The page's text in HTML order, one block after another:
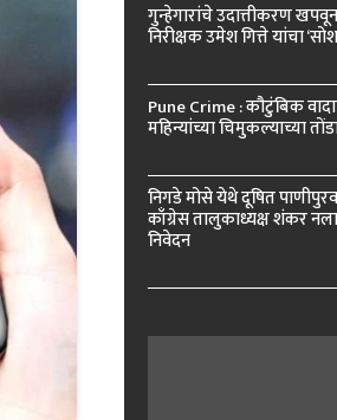
गुन्हेगारांचे उदात्तीकरण
निरीक्षक उमेश गित्ते यांचा
Pune Crime : कौटुंबिक
महिन्यांच्या चिमुकल्याच्या
निगडे मोसे येथे दूषित
काँग्रेस तालुकाध्यक्ष शंकर
निवेदन